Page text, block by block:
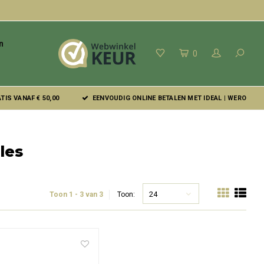
0
VANAF € 50,00 EENVOUDIG ONLINE BETALEN MET IDEAL | WERO
Toon 1 - 3 van 3 Toon: 24